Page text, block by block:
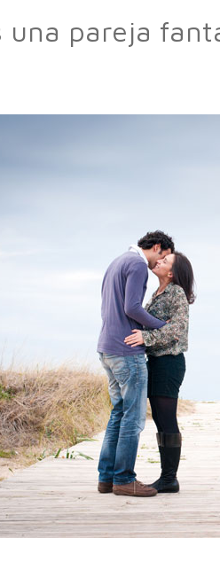
una pareja